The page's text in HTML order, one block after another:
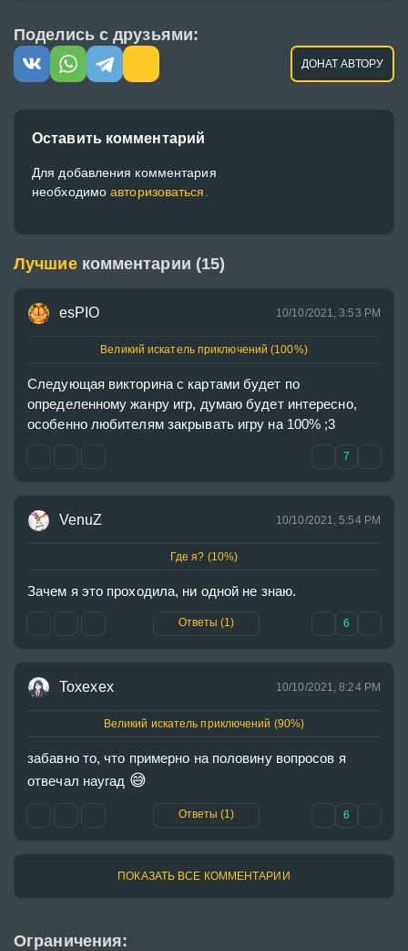
Поделись с друзьями:
ДОНАТ АВТОРУ
Ограничения:
Оставить комментарий
Для добавления комментария
необходимоавторизоваться.
Лучшие комментарии (15)
esPIO 10/10/2021, 3:53 PM
Великий искатель приключений (100%)
Следующая викторина с картами будет по
определенному жанру игр, думаю будет интересно,
особенно любителям закрывать игру на 100% ;3
7
VenuZ 10/10/2021, 5:54 PM
Где я? (10%)
Зачем я это проходила, ни одной не знаю.
Ответы (1) 6
Toxexex 10/10/2021, 8:24 PM
Великий искатель приключений (90%)
забавно то, что примерно на половину вопросов я
отвечал наугад 😅
Ответы (1) 6
ПОКАЗАТЬ ВСЕ КОММЕНТАРИИ